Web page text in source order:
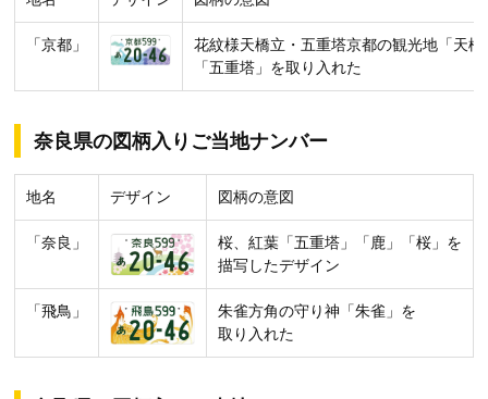
「京都」
花紋様天橋立・五重塔京都の観光地「天橋
「五重塔」を取り入れた
奈良県の図柄入りご当地ナンバー
地名 デザイン 図柄の意図
「奈良」
桜、紅葉「五重塔」「鹿」「桜」を
描写したデザイン
「飛鳥」
朱雀方角の守り神「朱雀」を
取り入れた